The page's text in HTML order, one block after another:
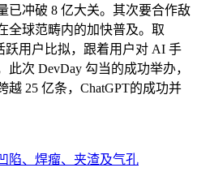
已冲破 8 亿大关。其次要合作敌
全球范畴内的加快普及。取
跃用户比拟，跟着用户对 AI 手
次 DevDay 勾当的成功举办，
25 亿条，ChatGPT的成功并
陷、焊瘤、夹渣及气孔